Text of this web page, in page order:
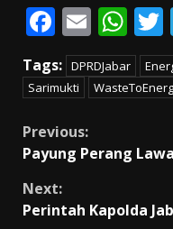
F
ac
e
b
o
o
k
E
m
ai
l
W
h
at
s
p
Tags: DPRDJabar
Sarimukti
Continue
Reading
Previous:
Payung Perang
Next:
Perintah Kapolda